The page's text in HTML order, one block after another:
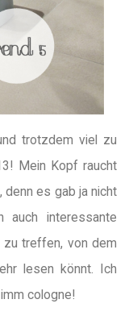
trotzdem viel zu
Mein Kopf raucht
denn es gab ja nicht
interessante
treffen, von dem
lesen könnt. Ich
cologne!